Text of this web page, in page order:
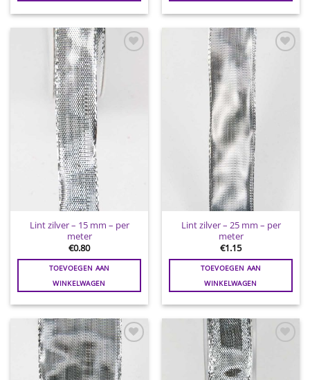
Toevoegen
Lint zilver – 15 mm – per
meter
€0.80
TOEVOEGEN AAN
WINKELWAGEN
Toevoegen
Lint zilver – 25 mm – per
meter
€1.15
TOEVOEGEN AAN
WINKELWAGEN
Toevoegen
aan
wenslijst